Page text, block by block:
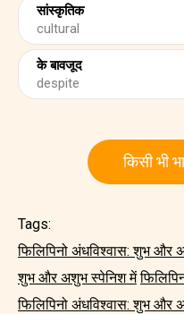
सांस्कृतिक
cultural
के बावजूद
despite
किसी भी
Tags:
फिलिपिनो अंधविश्वास: शुभ और
शुभ और अशुभ स्पेनिश में
फिलिपिनो अंधविश्वास: शुभ और